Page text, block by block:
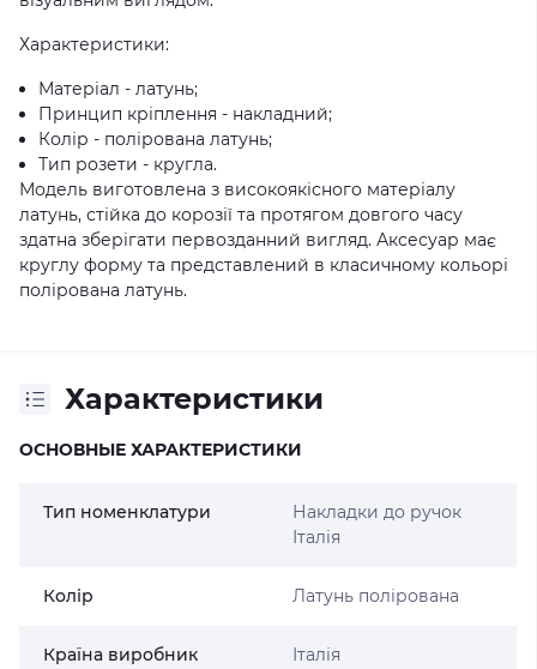
Характеристики:
Матеріал - латунь;
Принцип кріплення - накладний;
Колір - полірована латунь;
Тип розети - кругла.
Модель виготовлена з високоякісного матеріалу
латунь, стійка до корозії та протягом довгого часу
здатна зберігати первозданний вигляд. Аксесуар має
круглу форму та представлений в класичному кольорі
полірована латунь.
Характеристики
ОСНОВНЫЕ ХАРАКТЕРИСТИКИ
Тип номенклатури
Накладки до ручок
Італія
Колір Латунь полірована
Країна виробник Італія